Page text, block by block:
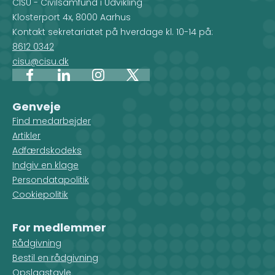
CISU - Civilsamfund i Udvikling
Klosterport 4x, 8000 Aarhus
Kontakt sekretariatet på hverdage kl. 10-14 på:
8612 0342
cisu@cisu.dk
FacebookLinkedInInstagram
X
Genveje
Find medarbejder
Artikler
Adfærdskodeks
Indgiv en klage
Persondatapolitik
Cookiepolitik
For medlemmer
Rådgivning
Bestil en rådgivning
Opslagstavle